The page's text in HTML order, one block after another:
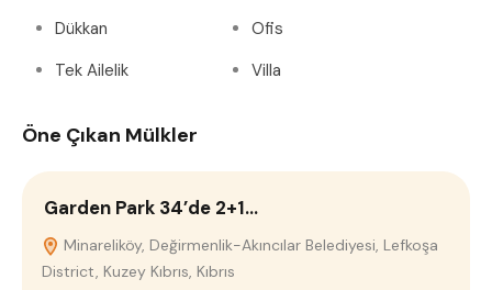
Dükkan
Ofis
Tek Ailelik
Villa
Öne Çıkan Mülkler
Garden Park 34’de 2+1…
Minareliköy, Değirmenlik-Akıncılar Belediyesi, Lefkoşa
District, Kuzey Kıbrıs, Kıbrıs